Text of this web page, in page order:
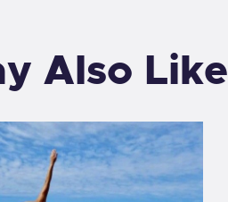
Also Like